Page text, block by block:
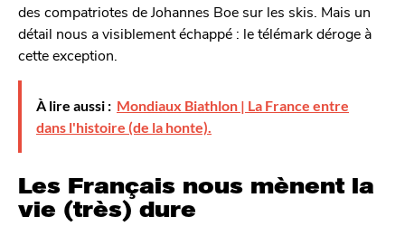
des compatriotes de Johannes Boe sur les skis. Mais un
détail nous a visiblement échappé : le télémark déroge à
cette exception.
À lire aussi : Mondiaux Biathlon | La France entre
dans l'histoire (de la honte).
Les Français nous mènent la
vie (très) dure